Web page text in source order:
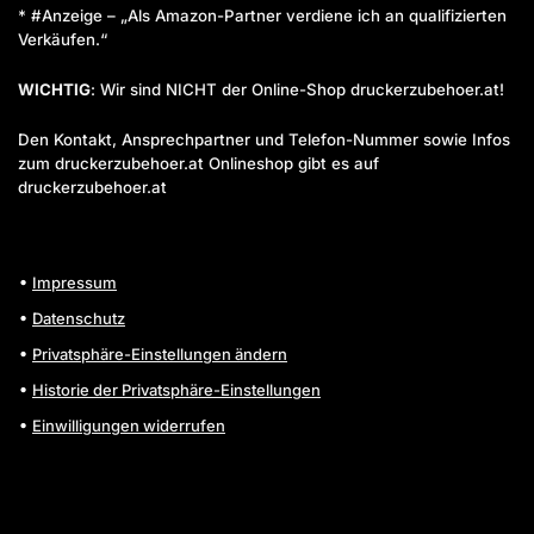
* #Anzeige – „Als Amazon-Partner verdiene ich an qualifizierten
Verkäufen.“
WICHTIG: Wir sind NICHT der Online-Shop druckerzubehoer.at!
Den Kontakt, Ansprechpartner und Telefon-Nummer sowie Infos
zum druckerzubehoer.at Onlineshop gibt es auf
druckerzubehoer.at
Impressum
Datenschutz
Privatsphäre-Einstellungen ändern
Historie der Privatsphäre-Einstellungen
Einwilligungen widerrufen